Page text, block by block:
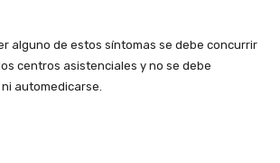
alguno de estos síntomas se debe concurrir
centros asistenciales y no se debe
automedicarse.